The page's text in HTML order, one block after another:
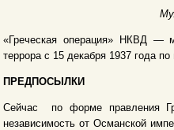
«Греческая операция» НКВД —
террора с 15 декабря 1937 года по
ПРЕДПОСЫЛКИ
Сейчас по форме правления
независимость от Османской